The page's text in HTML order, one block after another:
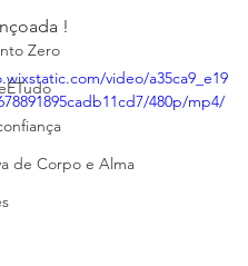
Zero
de Corpo e Alma
!
video/a35ca9_e19
480p/mp4/